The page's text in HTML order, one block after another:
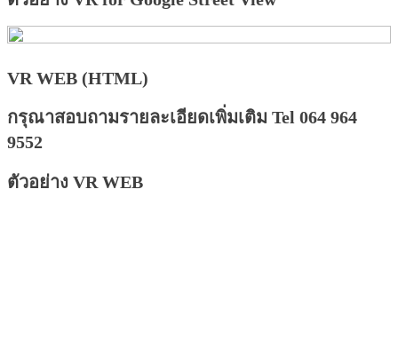
VR WEB (HTML)
กรุณาสอบถามรายละเอียดเพิ่มเติม Tel 064 964
9552
ตัวอย่าง VR WEB